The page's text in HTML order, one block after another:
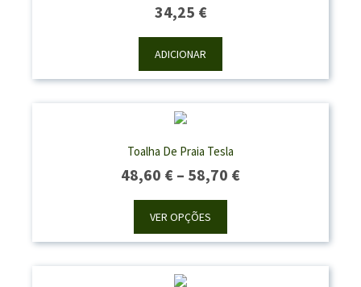
34,25 €
ADICIONAR
Toalha De Praia Tesla
48,60 € – 58,70 €Price
Through
VER OPÇÕES